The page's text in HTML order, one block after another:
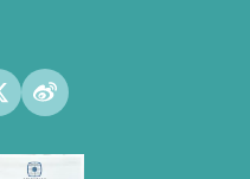
(FABLAB)